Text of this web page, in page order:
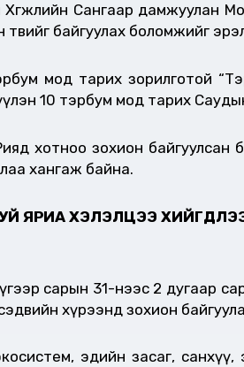
Хөгжлийн Сангаар дамжуулан
байгуулах боломжийг
мод тарих зорилготой
10 тэрбум мод тарих
хотноо зохион байгуулсан
хангаж байна.
ЯРИА ХЭЛЭЛЦЭЭ
сарын 31-нээс 2 дугаар
хүрээнд зохион
эдийн засаг, санхүү,